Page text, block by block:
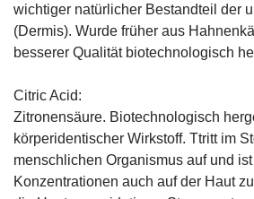
wichtiger natürlicher Bestandteil der
(Dermis). Wurde früher aus
besserer Qualität biotechnologisch
Citric Acid:
Zitronensäure. Biotechnologisch
körperidentischer Wirkstoff. Ttritt im
menschlichen Organismus auf und
Konzentrationen auch auf der Haut